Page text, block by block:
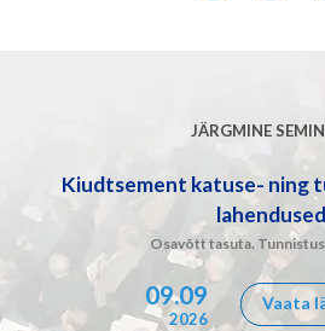
JÄRGMINE
Kiudtsement katuse- ning
lahendused
Osavõtt tasuta.
09.09
2026
Vaata